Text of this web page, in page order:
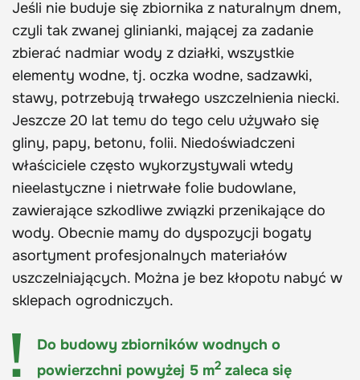
Jeśli nie buduje się zbiornika z naturalnym dnem,
czyli tak zwanej glinianki, mającej za zadanie
zbierać nadmiar wody z działki, wszystkie
elementy wodne, tj. oczka wodne, sadzawki,
stawy, potrzebują trwałego uszczelnienia niecki.
Jeszcze 20 lat temu do tego celu używało się
gliny, papy, betonu, folii. Niedoświadczeni
właściciele często wykorzystywali wtedy
nieelastyczne i nietrwałe folie budowlane,
zawierające szkodliwe związki przenikające do
wody. Obecnie mamy do dyspozycji bogaty
asortyment profesjonalnych materiałów
uszczelniających. Można je bez kłopotu nabyć w
sklepach ogrodniczych.
Do budowy zbiorników wodnych o
powierzchni powyżej 5 m2 zaleca się